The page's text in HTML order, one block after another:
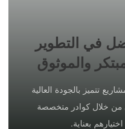
في التطوير
والموثوق
تتميز بالجودة العالية
من خلال كوادر متخصصة
بعناية.